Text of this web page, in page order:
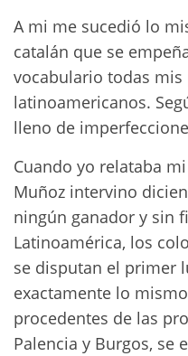
A mi me sucedió lo
catalán que se
vocabulario todas mis
latinoamericanos.
lleno de
Cuando yo relataba
Muñoz intervino
ningún ganador y sin
Latinoamérica, los
se disputan el primer
exactamente lo
procedentes de las
Palencia y Burgos, se